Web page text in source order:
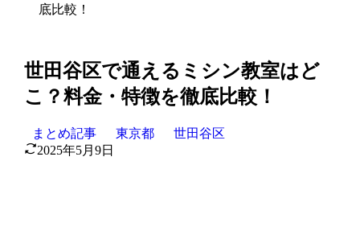
底比較！
世田谷区で通えるミシン教室はど
こ？料金・特徴を徹底比較！
まとめ記事 東京都
世田谷区
2025年5月9日